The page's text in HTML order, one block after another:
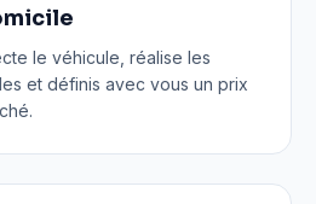
le véhicule, réalise les
et définis avec vous un prix